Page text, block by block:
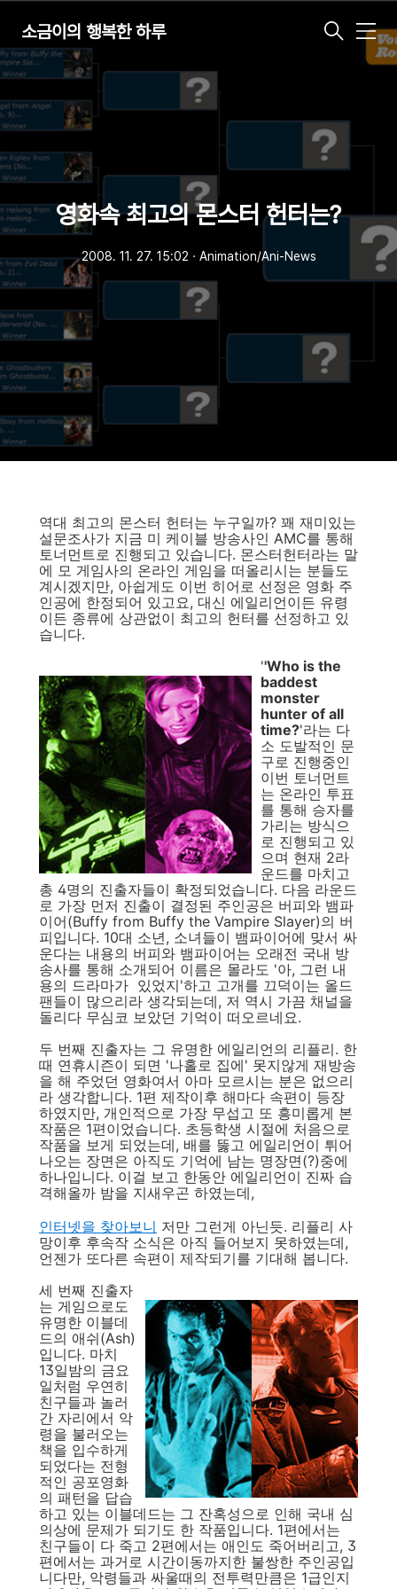
소금이의 행복한 하루
메
뉴
영화속 최고의 몬스터 헌터는?
2008. 11. 27. 15:02 ㆍ Animation/Ani-News
역대 최고의 몬스터 헌터는 누구일까? 꽤 재미있는
설문조사가 지금 미 케이블 방송사인 AMC를 통해
토너먼트로 진행되고 있습니다. 몬스터헌터라는 말
에 모 게임사의 온라인 게임을 떠올리시는 분들도
계시겠지만, 아쉽게도 이번 히어로 선정은 영화 주
인공에 한정되어 있고요, 대신 에일리언이든 유령
이든 종류에 상관없이 최고의 헌터를 선정하고 있
습니다.
''Who is the
baddest
monster
hunter of all
time?'라는 다
소 도발적인 문
구로 진행중인
이번 토너먼트
는 온라인 투표
를 통해 승자를
가리는 방식으
로 진행되고 있
으며 현재 2라
운드를 마치고
총 4명의 진출자들이 확정되었습니다. 다음 라운드
로 가장 먼저 진출이 결정된 주인공은 버피와 뱀파
이어(Buffy from Buffy the Vampire Slayer)의 버
피입니다. 10대 소년, 소녀들이 뱀파이어에 맞서 싸
운다는 내용의 버피와 뱀파이어는 오래전 국내 방
송사를 통해 소개되어 이름은 몰라도 '아, 그런 내
용의 드라마가 있었지'하고 고개를 끄덕이는 올드
팬들이 많으리라 생각되는데, 저 역시 가끔 채널을
돌리다 무심코 보았던 기억이 떠오르네요.
두 번째 진출자는 그 유명한 에일리언의 리플리. 한
때 연휴시즌이 되면 '나홀로 집에' 못지않게 재방송
을 해 주었던 영화여서 아마 모르시는 분은 없으리
라 생각합니다. 1편 제작이후 해마다 속편이 등장
하였지만, 개인적으로 가장 무섭고 또 흥미롭게 본
작품은 1편이었습니다. 초등학생 시절에 처음으로
작품을 보게 되었는데, 배를 뚫고 에일리언이 튀어
나오는 장면은 아직도 기억에 남는 명장면(?)중에
하나입니다. 이걸 보고 한동안 에일리언이 진짜 습
격해올까 밤을 지새우곤 하였는데,
인터넷을 찾아보니 저만 그런게 아닌듯. 리플리 사
망이후 후속작 소식은 아직 들어보지 못하였는데,
언젠가 또다른 속편이 제작되기를 기대해 봅니다.
세 번째 진출자
는 게임으로도
유명한 이블데
드의 애쉬(Ash)
입니다. 마치
13일밤의 금요
일처럼 우연히
친구들과 놀러
간 자리에서 악
령을 불러오는
책을 입수하게
되었다는 전형
적인 공포영화
의 패턴을 답습
하고 있는 이블데드는 그 잔혹성으로 인해 국내 심
의상에 문제가 되기도 한 작품입니다. 1편에서는
친구들이 다 죽고 2편에서는 애인도 죽어버리고, 3
편에서는 과거로 시간이동까지한 불쌍한 주인공입
니다만, 악령들과 싸울때의 전투력만큼은 1급인지